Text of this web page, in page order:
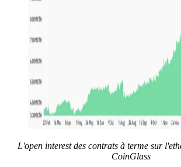
L'open interest des contrats à terme sur
CoinGlass